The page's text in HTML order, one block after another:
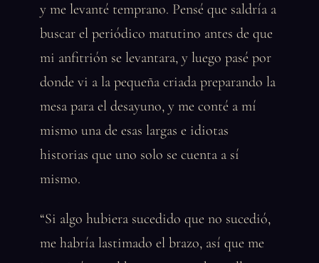
y me levanté temprano. Pensé que saldría a
buscar el periódico matutino antes de que
mi anfitrión se levantara, y luego pasé por
donde vi a la pequeña criada preparando la
mesa para el desayuno, y me conté a mí
mismo una de esas largas e idiotas
historias que uno solo se cuenta a sí
mismo.
“Si algo hubiera sucedido que no sucedió,
me habría lastimado el brazo, así que me